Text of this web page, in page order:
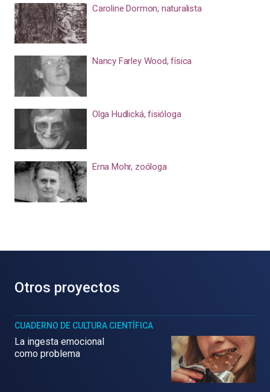
Caroline Dormon, naturalista
Nancy Farley Wood, física
Olga Hudlická, fisióloga
Erna Mohr, zoóloga
Otros proyectos
CUADERNO DE CULTURA CIENTÍFICA
La ingesta emocional
como problema